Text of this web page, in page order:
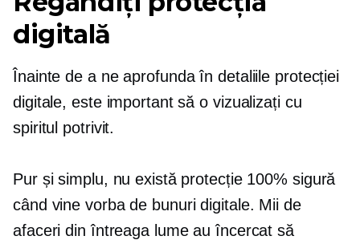
digitală
Înainte de a ne aprofunda în detaliile protecției
digitale, este important să o vizualizați cu
spiritul potrivit.
Pur și simplu, nu există protecție 100% sigură
când vine vorba de bunuri digitale. Mii de
afaceri din întreaga lume au încercat să